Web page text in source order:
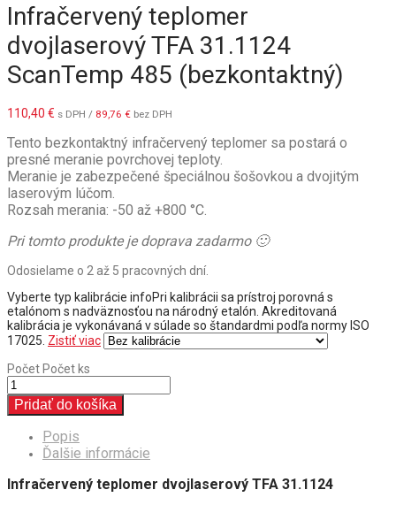
Infračervený teplomer
dvojlaserový TFA 31.1124
ScanTemp 485 (bezkontaktný)
110,40 € s DPH / 89,76 € bez DPH
Tento bezkontaktný infračervený teplomer sa postará o
presné meranie povrchovej teploty.
Meranie je zabezpečené špeciálnou šošovkou a dvojitým
laserovým lúčom.
Rozsah merania: -50 až +800 °C.
Pri tomto produkte je doprava zadarmo 🙂
Odosielame o 2 až 5 pracovných dní.
Vyberte typ kalibrácie infoPri kalibrácii sa prístroj porovná s
etalónom s nadväznosťou na národný etalón. Akreditovaná
kalibrácia je vykonávaná v súlade so štandardmi podľa normy ISO
17025. Zistiť viac
PočetPočet ks
Pridať do košíka
Popis
Ďalšie informácie
Infračervený teplomer dvojlaserový TFA 31.1124